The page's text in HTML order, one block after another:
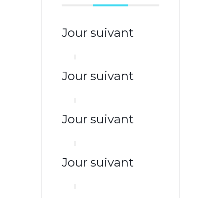
Jour suivant
Jour suivant
Jour suivant
Jour suivant